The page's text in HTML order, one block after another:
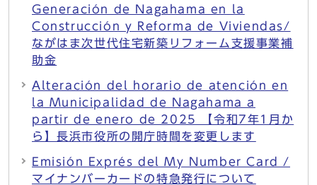
Generación de Nagahama en la
Construcción y Reforma de Viviendas/
ながはま次世代住宅新築リフォーム支援事業補
助金
Alteración del horario de atención en
la Municipalidad de Nagahama a
partir de enero de 2025 【令和7年1月か
ら】長浜市役所の開庁時間を変更します
Emisión Exprés del My Number Card /
マイナンバーカードの特急発行について